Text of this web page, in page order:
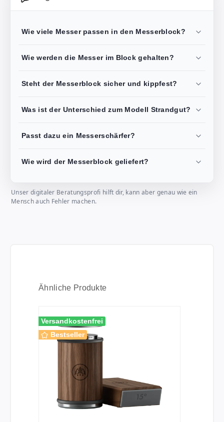
Wie viele Messer passen in den Messerblock?
Wie werden die Messer im Block gehalten?
Steht der Messerblock sicher und kippfest?
Was ist der Unterschied zum Modell Strandgut?
Passt dazu ein Messerschärfer?
Wie wird der Messerblock geliefert?
Unser digitaler Beratungsprofi hilft dir, kann aber genau wie ein
Mensch auch Fehler machen.
Produktgalerie überspringen
Ähnliche Produkte
Versandkostenfrei
Bestseller